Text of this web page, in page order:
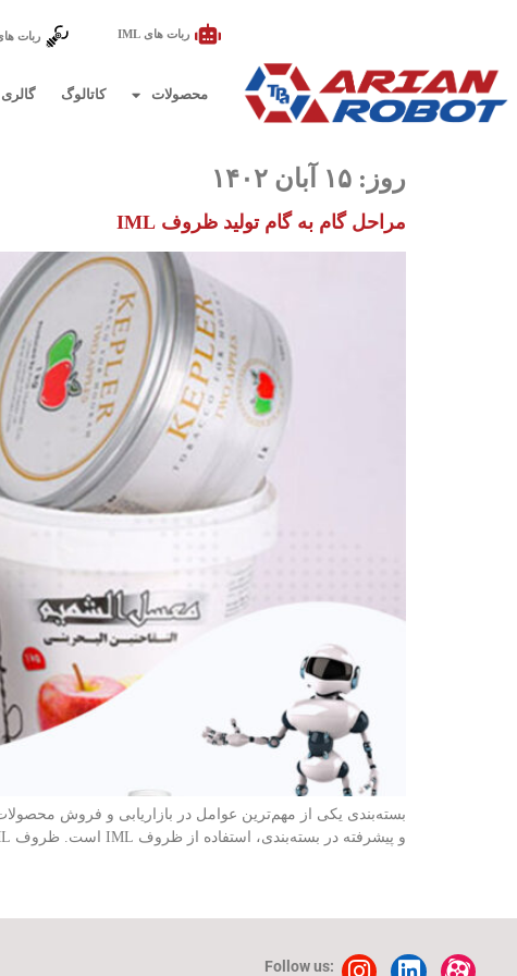
ربات های IML ربات
محصولات کاتالوگ گالری
روز: ۱۵ آبان ۱۴۰۲
مراحل گام به گام تولید ظروف IML
بسته‌بندی یکی از مهم‌ترین عوامل در بازاریابی و فروش
و پیشرفته در بسته‌بندی، استفاده از ظروف IML است. ظروف IML یا In-Mold Labeling به ظروفی گفته می‌شود که در فرآیند تولید آنها، برچسب […]
Follow us: